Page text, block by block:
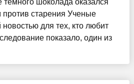
темного шоколада оказался
старения Ученые
для тех, кто любит
показало, один из